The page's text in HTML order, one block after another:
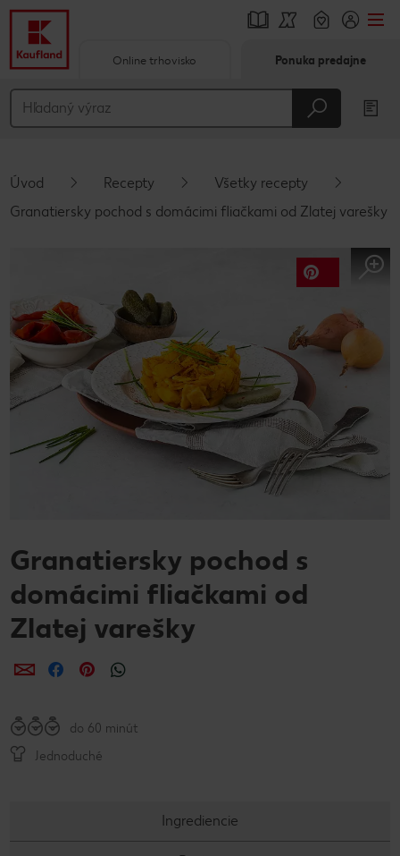
Hlavný obsah
Vyskakovací bočný panel
Online trhovisko Ponuka predajne
Úvod Recepty
Všetky recepty
Granatiersky pochod s domácimi fliačkami od Zlatej varešky
Granatiersky pochod s
domácimi fliačkami od
Zlatej varešky
ZdieľaťZdieľaťZdieľať
do 60 minút
Jednoduché
Ingrediencie